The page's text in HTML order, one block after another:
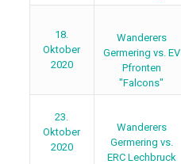
18.
Oktober
2020
Wanderers
Germering vs. EV
Pfronten
"Falcons"
23.
Oktober
2020
Wanderers
Germering vs.
ERC Lechbruck